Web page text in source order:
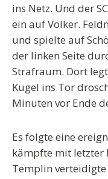
ins Netz. Und der
ein auf Völker.
und spielte auf
der linken Seite
Strafraum. Dort
Kugel ins Tor
Minuten vor Ende
Es folgte eine
kämpfte mit letzter
Templin